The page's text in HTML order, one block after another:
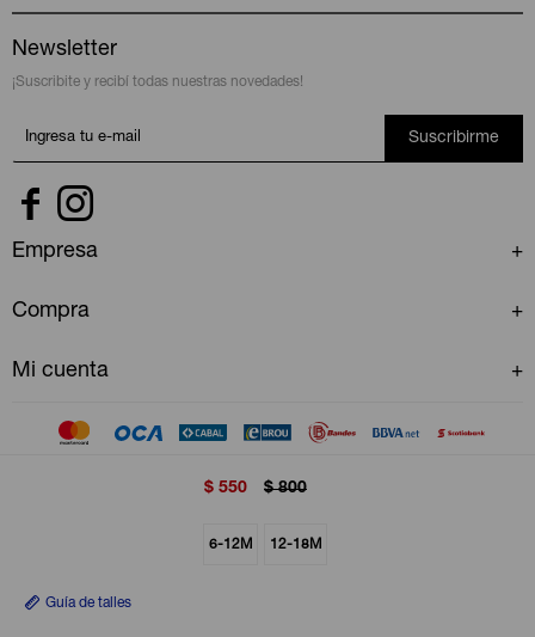
$ 550 $ 800
6-12M 12-18M
Guía de talles
Newsletter
¡Suscribite y recibí todas nuestras novedades!
Suscribirme
 
Empresa
Compra
Mi cuenta